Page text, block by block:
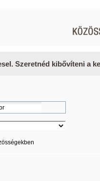
Szeretnéd kibővíteni a